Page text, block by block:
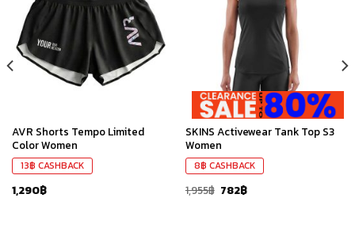
เก็บ
ใน
สินค้า
ที่ชอบ
AVR Shorts Tempo Limited
Color Women
13฿ CASHBACK
1,290฿
SKINS Activewear Tank Top S3
Women
8฿ CASHBACK
1,955฿ 782฿